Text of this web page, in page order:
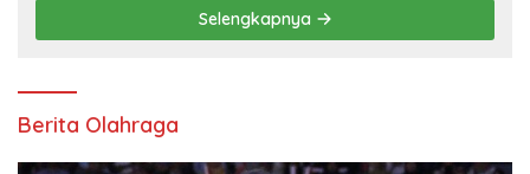
Selengkapnya
Berita Olahraga